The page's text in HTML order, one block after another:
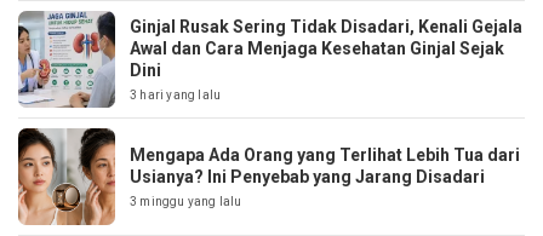
Ginjal Rusak Sering Tidak Disadari, Kenali Gejala
Awal dan Cara Menjaga Kesehatan Ginjal Sejak
Dini
3 hari yang lalu
Mengapa Ada Orang yang Terlihat Lebih Tua dari
Usianya? Ini Penyebab yang Jarang Disadari
3 minggu yang lalu